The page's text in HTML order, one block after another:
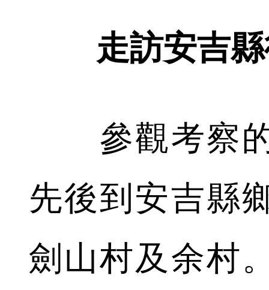
走訪安吉
參觀考察的
先後到安吉縣
劍山村及余村